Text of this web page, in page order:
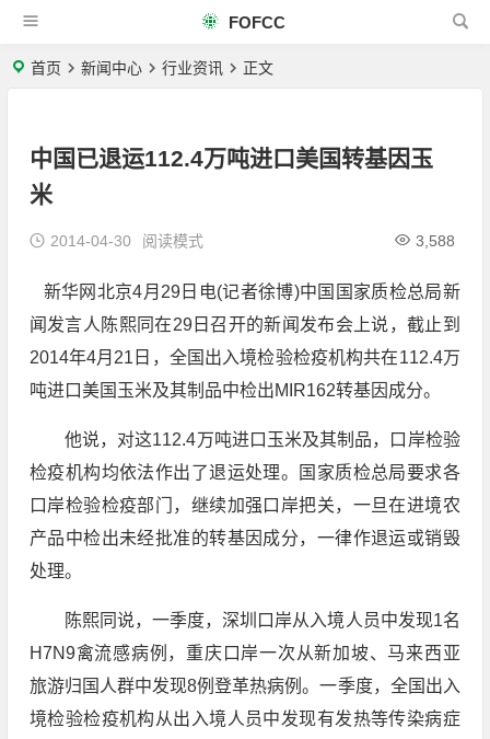
FOFCC
首页 新闻中心 行业资讯 正文
中国已退运112.4万吨进口美国转基因玉
米
2014-04-30 3,588
阅读模式
新华网北京4月29日电(记者徐博)中国国家质检总局新
闻发言人陈熙同在29日召开的新闻发布会上说，截止到
2014年4月21日，全国出入境检验检疫机构共在112.4万
吨进口美国玉米及其制品中检出MIR162转基因成分。
他说，对这112.4万吨进口玉米及其制品，口岸检验
检疫机构均依法作出了退运处理。国家质检总局要求各
口岸检验检疫部门，继续加强口岸把关，一旦在进境农
产品中检出未经批准的转基因成分，一律作退运或销毁
处理。
陈熙同说，一季度，深圳口岸从入境人员中发现1名
H7N9禽流感病例，重庆口岸一次从新加坡、马来西亚
旅游归国人群中发现8例登革热病例。一季度，全国出入
境检验检疫机构从出入境人员中发现有发热等传染病症